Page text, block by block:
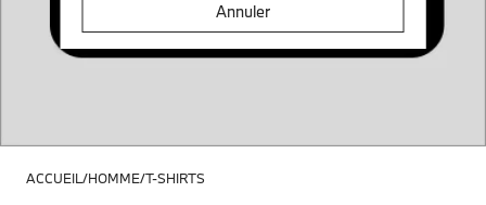
ACCUEIL HOMME T-SHIRTS
Annuler